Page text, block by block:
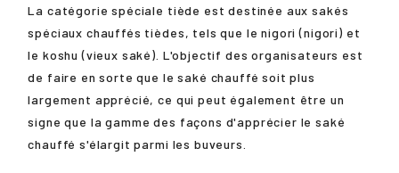
La catégorie spéciale tiède est destinée aux sakés
spéciaux chauffés tièdes, tels que le nigori (nigori) et
le koshu (vieux saké). L'objectif des organisateurs est
de faire en sorte que le saké chauffé soit plus
largement apprécié, ce qui peut également être un
signe que la gamme des façons d'apprécier le saké
chauffé s'élargit parmi les buveurs.